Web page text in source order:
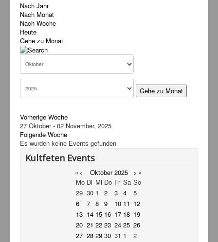
DJ Booking
Tanzschule
Service
Livestream
Links
Kontakt
Nach Jahr
Nach Monat
Nach Woche
Heute
Gehe zu Monat
Gehe zu Monat
Vorherige Woche
27 Oktober - 02 November, 2025
Folgende Woche
Es wurden keine Events gefunden
Kultfeten Events
« < Oktober 2025 > »
Mo Di Mi Do Fr Sa So
29 30 1 2 3 4
5
6
7 8 9 10 11 12
13 14 15 16 17 18 19
20 21 22 23 24 25 26
27 28 29 30 31 1 2